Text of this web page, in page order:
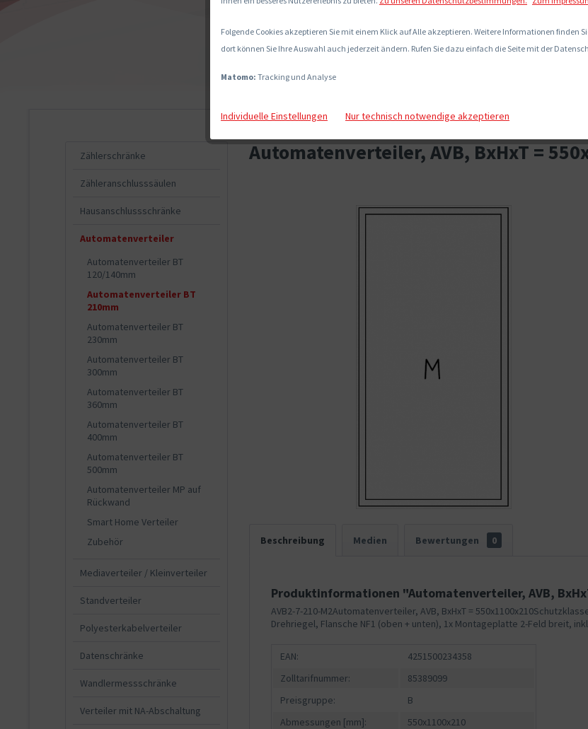
Zählerschränke
Zähleranschlusssäulen
Hausanschlussschränke
Automatenverteiler
Automatenverteiler BT
120/140mm
Automatenverteiler BT
210mm
Automatenverteiler BT
230mm
Automatenverteiler BT
300mm
Automatenverteiler BT
360mm
Automatenverteiler BT
400mm
Automatenverteiler BT
500mm
Automatenverteiler MP auf
Rückwand
Smart Home Verteiler
Zubehör
Mediaverteiler / Kleinverteiler
Standverteiler
Polyesterkabelverteiler
Datenschränke
Wandlermessschränke
Verteiler mit NA-Abschaltung
Automatenverteiler, AVB, BxHxT =
Beschreibung Medien Bewertungen 0
Produktinformationen "Automatenverteiler, AVB,
AVB2-7-210-M2Automatenverteiler, AVB, BxHxT =
Drehriegel, Flansche NF1 (oben + unten), 1x Montageplatte 2-Feld breit,
EAN:
4251500234358
Zolltarifnummer:
85389099
Preisgruppe:
B
Abmessungen [mm]:
550x1100x210
Folgende Cookies akzeptieren Sie mit einem Klick auf Alle akzeptieren. Weitere Informationen finden
dort können Sie Ihre Auswahl auch jederzeit ändern. Rufen Sie dazu einfach die Seite mit der
Matomo: Tracking und Analyse
Individuelle Einstellungen Nur technisch notwendige akzeptieren